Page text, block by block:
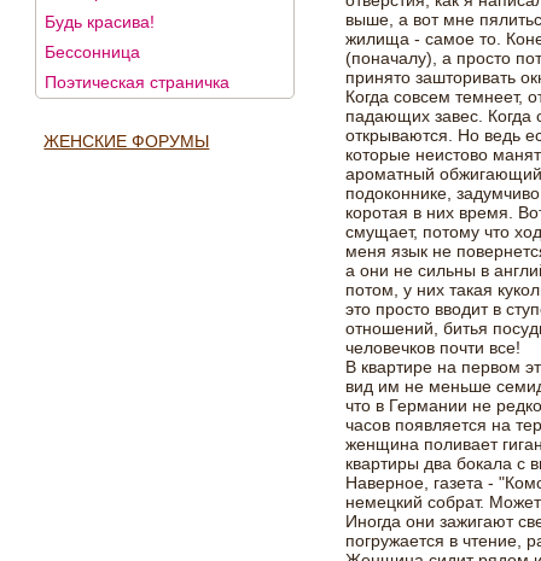
Будь красива!
Бессонница
Поэтическая страничка
ЖЕНСКИЕ ФОРУМЫ
выше, а вот мне
жилища - самое то.
(поначалу), а просто
принято зашторивать
Когда совсем темнеет,
падающих завес. Когда
открываются. Но ведь
которые неистово
ароматный
подоконнике,
коротая в них время.
смущает, потому что
меня язык не
а они не сильны в
потом, у них такая
это просто вводит в
отношений, битья
человечков почти все!
В квартире на первом
вид им не меньше
что в Германии не
часов появляется на
женщина поливает
квартиры два бокала с
Наверное, газета -
немецкий собрат.
Иногда они зажигают
погружается в чтение,